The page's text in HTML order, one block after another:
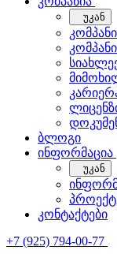
უკან
ბლოგი
ინფორმაცია
უკან
კონტაქტები
+7 (925) 794-00-77